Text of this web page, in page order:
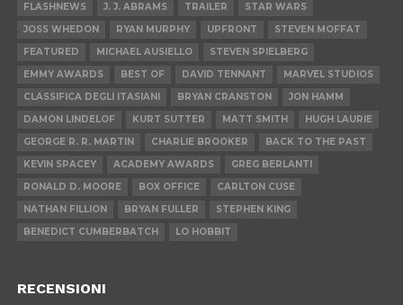
FLASHNEWS
J. J. ABRAMS TRAILER
STAR WARS
JOSS WHEDON
RYAN MURPHY UPFRONT
STEVEN MOFFAT
FEATURED
MICHAEL AUSIELLO
STEVEN SPIELBERG
EMMY AWARDS
BEST OF DAVID TENNANT
MARVEL STUDIOS
CLASSIFICA DEGLI ITASIANI
BRYAN CRANSTON
JON HAMM
DAMON LINDELOF
KURT SUTTER MATT SMITH
HUGH LAURIE
GEORGE R. R. MARTIN
CHARLIE BROOKER
BACK TO THE PAST
KEVIN SPACEY
ACADEMY AWARDS
GREG BERLANTI
RONALD D. MOORE
BOX OFFICE
CARLTON CUSE
NATHAN FILLION
BRYAN FULLER
STEPHEN KING
BENEDICT CUMBERBATCH
LO HOBBIT
RECENSIONI